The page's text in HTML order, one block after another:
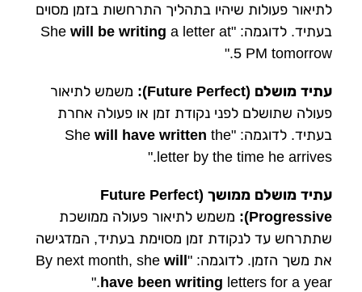
לתיאור פעולות שיהיו בתהליך התרחשות בזמן מסוים
בעתיד. לדוגמה: "She
will be writing a letter at
5 PM tomorrow."
עתיד מושלם (Future Perfect):
משמש לתיאור
פעולה שתושלם לפני נקודת זמן או פעולה אחרת
בעתיד. לדוגמה: "She
will have written the
letter by the time he arrives."
עתיד מושלם ממושך (Future Perfect
Progressive):
משמש לתיאור פעולה ממושכת
שתתרחש עד לנקודת זמן מסוימת בעתיד, המדגישה
את משך הזמן. לדוגמה: "By next month, she will
have been writing letters for a year."